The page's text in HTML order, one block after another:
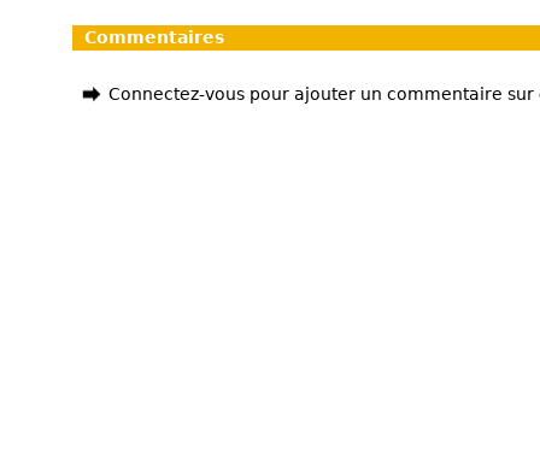
Commentaires
Connectez-vous pour ajouter un commentaire sur